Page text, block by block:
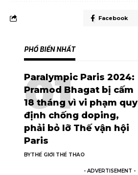
Facebook
PHỔ BIẾN NHẤT
Paralympic Paris 2024:
Pramod Bhagat bị cấm
18 tháng vì vi phạm quy
định chống doping,
phải bỏ lỡ Thế vận hội
Paris
BYTHẾ GIỚI THỂ THAO
- ADVERTISEMENT -